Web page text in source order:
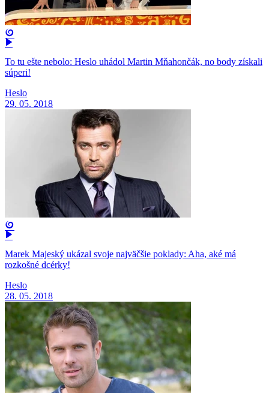
To tu ešte nebolo: Heslo uhádol Martin Mňahončák, no body získali
súperi!
Heslo
29. 05. 2018
Marek Majeský ukázal svoje najväčšie poklady: Aha, aké má
rozkošné dcérky!
Heslo
28. 05. 2018